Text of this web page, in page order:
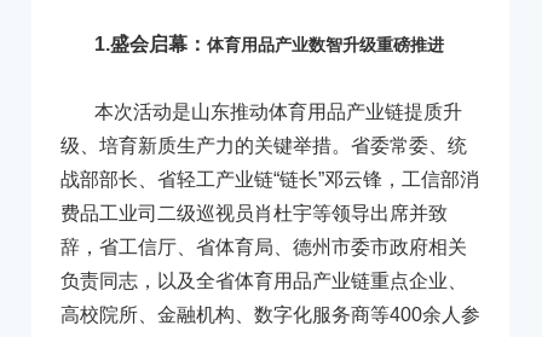
1.盛会启幕： 体育用品产业数智升级重磅推进
本次活动是山东推动体育用品产业链提质升
级、培育新质生产力的关键举措。省委常委、统
战部部长、省轻工产业链“链长”邓云锋，工信部消
费品工业司二级巡视员肖杜宇等领导出席并致
辞，省工信厅、省体育局、德州市委市政府相关
负责同志，以及全省体育用品产业链重点企业、
高校院所、金融机构、数字化服务商等400余人参